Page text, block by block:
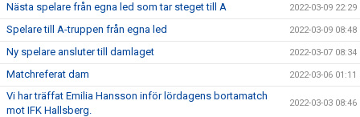
Nästa spelare från egna led som tar steget till A 2022-03-09 22:29
Spelare till A-truppen från egna led 2022-03-09 08:48
Ny spelare ansluter till damlaget 2022-03-07 08:34
Matchreferat dam 2022-03-06 01:11
Vi har träffat Emilia Hansson inför lördagens bortamatch
mot IFK Hallsberg.
2022-03-03 08:46